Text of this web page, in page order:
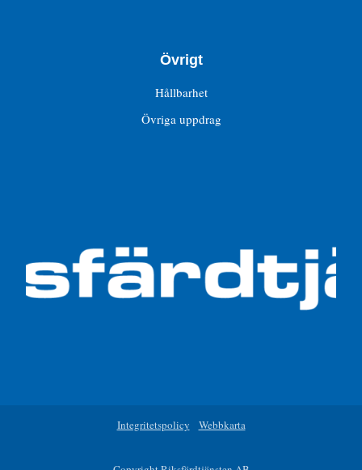
Övrigt
Hållbarhet
Övriga uppdrag
Integritetspolicy Webbkarta